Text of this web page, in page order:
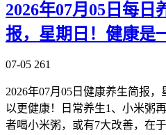
2026年07月05日每日
报，星期日！健康是
07-05 261
2026年07月05日健康养生简报
以更健康！日常养生1、小米粥
者喝小米粥，或有7大改善，在